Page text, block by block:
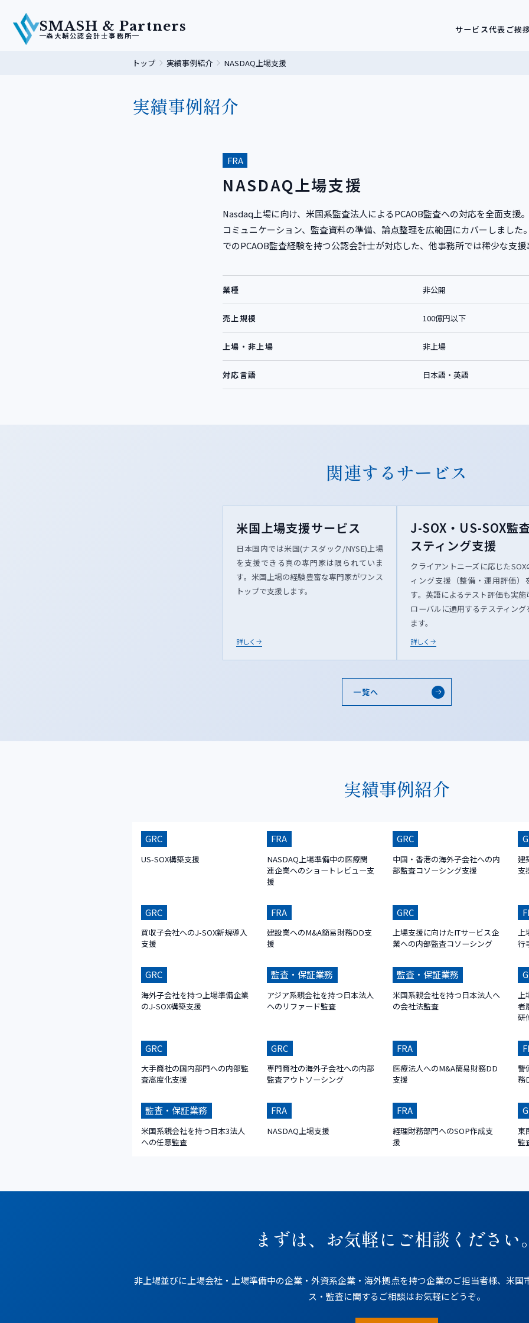
SMASH & Partners
森大輔公認会計士事務所
サービス代表ご挨
トップ 実績事例紹介 NASDAQ上場支援
実績事例紹介
FRA
NASDAQ上場支援
Nasdaq上場に向け、米国系監査法人によるPCAOB監査への対応を全面支援
コミュニケーション、監査資料の準備、論点整理を広範囲にカバーしました
でのPCAOB監査経験を持つ公認会計士が対応した、他事務所では稀少な支援
業種 非公開
売上規模 100億円以下
上場・非上場 非上場
対応言語 日本語・英語
関連するサービス
米国上場支援サービス
日本国内では米国(ナスダック/NYSE)上場
を支援できる真の専門家は限られていま
す。米国上場の経験豊富な専門家がワンス
トップで支援します。
詳しく
J-SOX・US-SOX監
スティング支援
クライアントニーズに応じたSOX
ィング支援（整備・運用評価）
す。英語によるテスト評価も実施
ローバルに通用するテスティング
ます。
詳しく
一覧へ
実績事例紹介
GRC
US-SOX構築支援
FRA
NASDAQ上場準備中の医療関
連企業へのショートレビュー支
援
GRC
中国・香港の海外子会社への内
部監査コソーシング支援
建
支
GRC
買収子会社へのJ-SOX新規導入
支援
FRA
建設業へのM&A簡易財務DD支
援
GRC
上場支援に向けたITサービス企
業への内部監査コソーシング
上
行
GRC
海外子会社を持つ上場準備企業
のJ-SOX構築支援
監査・保証業務
アジア系親会社を持つ日本法人
へのリファード監査
監査・保証業務
米国系親会社を持つ日本法人へ
の会社法監査
者
研
GRC
大手商社の国内部門への内部監
査高度化支援
GRC
専門商社の海外子会社への内部
監査アウトソーシング
FRA
医療法人へのM&A簡易財務DD
支援
警
務
監査・保証業務
米国系親会社を持つ日本3法人
への任意監査
FRA
NASDAQ上場支援
FRA
経理財務部門へのSOP作成支
援
東
監
まずは、お気軽にご相談ください
非上場並びに上場会社・上場準備中の企業・外資系企業・海外拠点を持つ企業のご担当者様、米国
ス・監査に関するご相談はお気軽にどうぞ。